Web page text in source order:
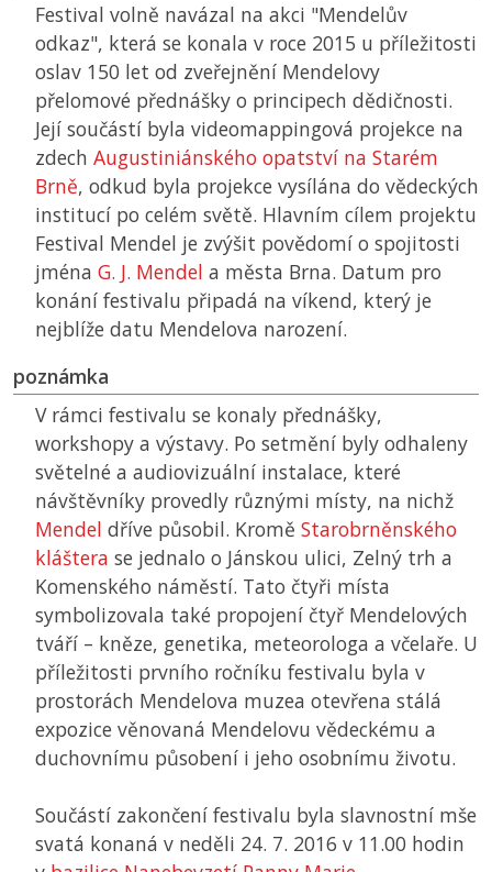
Festival volně navázal na akci "Mendelův
odkaz", která se konala v roce 2015 u příležitosti
oslav 150 let od zveřejnění Mendelovy
přelomové přednášky o principech dědičnosti.
Její součástí byla videomappingová projekce na
zdech Augustiniánského opatství na Starém
Brně, odkud byla projekce vysílána do vědeckých
institucí po celém světě. Hlavním cílem projektu
Festival Mendel je zvýšit povědomí o spojitosti
jména G. J. Mendel a města Brna. Datum pro
konání festivalu připadá na víkend, který je
nejblíže datu Mendelova narození.
poznámka
V rámci festivalu se konaly přednášky,
workshopy a výstavy. Po setmění byly odhaleny
světelné a audiovizuální instalace, které
návštěvníky provedly různými místy, na nichž
Mendel dříve působil. Kromě Starobrněnského
kláštera se jednalo o Jánskou ulici, Zelný trh a
Komenského náměstí. Tato čtyři místa
symbolizovala také propojení čtyř Mendelových
tváří – kněze, genetika, meteorologa a včelaře. U
příležitosti prvního ročníku festivalu byla v
prostorách Mendelova muzea otevřena stálá
expozice věnovaná Mendelovu vědeckému a
duchovnímu působení i jeho osobnímu životu.
Součástí zakončení festivalu byla slavnostní mše
svatá konaná v neděli 24. 7. 2016 v 11.00 hodin